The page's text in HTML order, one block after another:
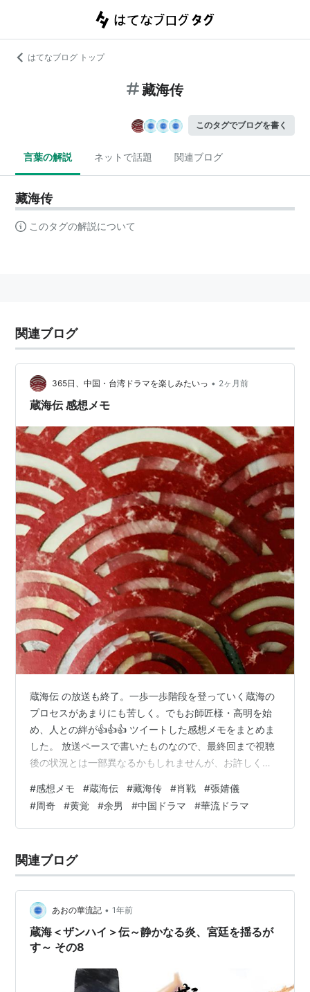
はてなブログ トップ
藏海传
このタグでブログを書く
言葉の解説 ネットで話題 関連ブログ
藏海传
このタグの解説について
関連ブログ
365日、中国・台湾ドラマを楽しみたいっ • 2ヶ月前
蔵海伝 感想メモ
蔵海伝 の放送も終了。一歩一歩階段を登っていく蔵海の
プロセスがあまりにも苦しく。でもお師匠様・高明を始
め、人との絆が👍👍👍 ツイートした感想メモをまとめま
した。 放送ペースで書いたものなので、最終回まで視聴
後の状況とは一部異なるかもしれませんが、お許しくだ
れるかもしれませんので、ご注意ください❣⚠⚠⚠ ーー
ー 蔵海伝 1-2回 始まりました❣蔵海にとってはあまりに
も辛すぎる👨‍👩‍👧‍👦との別れが😢仮面の男に救われ、星
成長。これからは？🤔 蔵海伝 3-4回 都に到着した矢先に
情報収集に行…
#感想メモ #蔵海伝 #藏海传 #肖戦 #張婧儀
#周奇 #黄覚 #余男 #中国ドラマ #華流ドラマ
関連ブログ
あおの華流記 • 1年前
蔵海＜ザンハイ＞伝～静かなる炎、宮廷を揺るが
す～ その8